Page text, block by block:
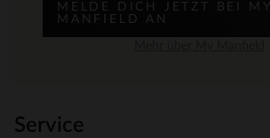
MELDE DICH JETZT BEI MY
MANFIELD AN
Service